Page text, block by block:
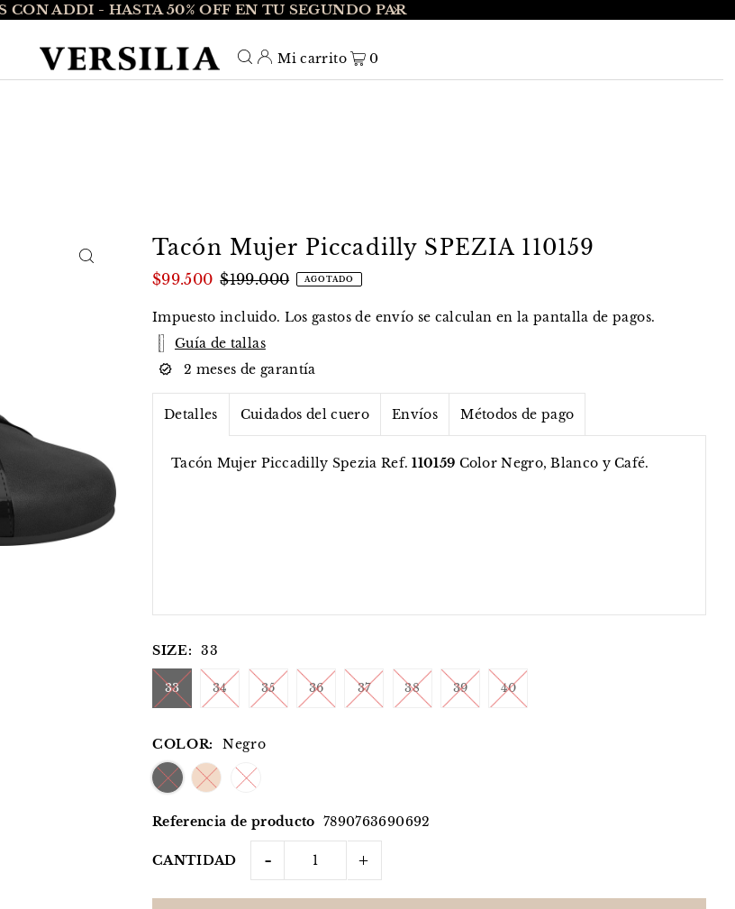
CON ADDI - HASTA 50% OFF EN TU SEGUNDO PAR
Mi carrito 0
Tacón Mujer Piccadilly SPEZIA 110159
$99.500 $199.000 AGOTADO
Impuesto incluido. Los gastos de envío se calculan en la pantalla de pagos.
Guía de tallas
2 meses de garantía
Detalles Cuidados del cuero Envíos Métodos de pago
Tacón Mujer Piccadilly Spezia Ref.110159 Color Negro, Blanco y Café.
SIZE: 33
33 34 35 36 37 38 39 40
COLOR: Negro
Referencia de producto 7890763690692
CANTIDAD - +